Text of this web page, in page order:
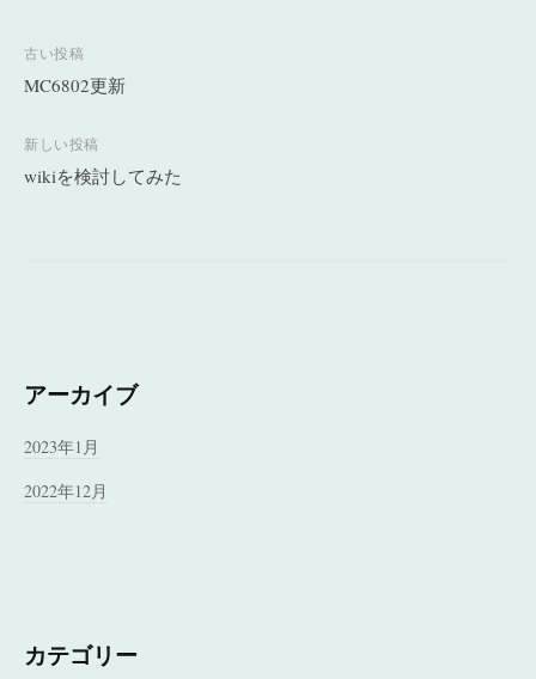
投
稿
ビ
ゲ
古い投稿
MC6802更新
新しい投稿
wikiを検討してみた
アーカイブ
2023年1月
2022年12月
カテゴリー